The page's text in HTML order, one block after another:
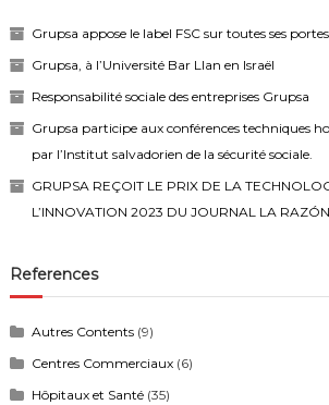
Grupsa appose le label FSC sur toutes ses
Grupsa, à l’Université Bar Llan en Israël
Responsabilité sociale des entreprises Grupsa
Grupsa participe aux conférences techniques
par l’Institut salvadorien de la sécurité sociale.
GRUPSA REÇOIT LE PRIX DE LA
L’INNOVATION 2023 DU JOURNAL LA RAZÓN
References
Autres Contents(9)
Centres Commerciaux(6)
Hôpitaux et Santé(35)